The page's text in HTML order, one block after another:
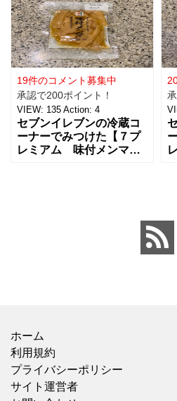
19件のコメント募集中
承認で200ポイント！
VIEW: 135 Action: 4
セブンイレブンの冷蔵コ
ーナーでみつけた【７プ
レミアム 味付メンマ７
ホーム
利用規約
プライバシーポリシー
サイト運営者